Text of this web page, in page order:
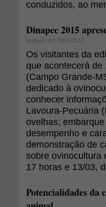
conduzidos, ao
Dinapec 2015
postado em 09/03/2015
Os visitantes da
que acontecerá de
(Campo Grande-
dedicado à
conhecer
Lavoura-Pecuária
ovelhas;
desempenho e
demonstração de
sobre ovinocultura
17 horas e 13/03,
Potencialidades da